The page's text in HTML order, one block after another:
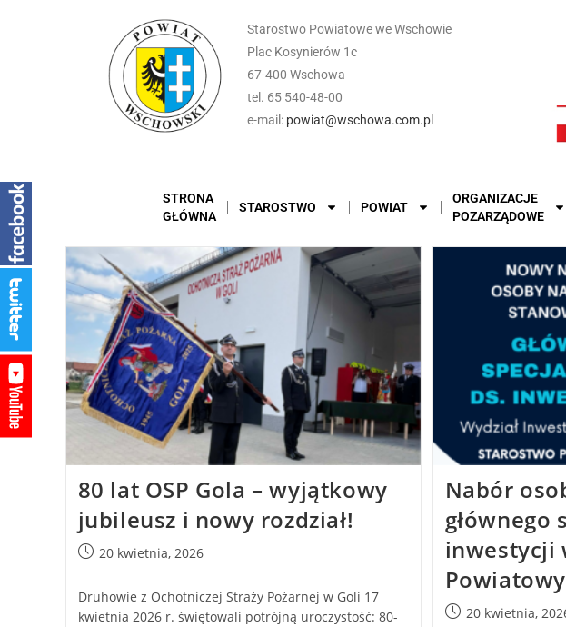
Starostwo Powiatowe we Wschowie
Plac Kosynierów 1c
67-400 Wschowa
tel. 65 540-48-00
e-mail: powiat@wschowa.com.pl
STRONA
GŁÓWNA
STAROSTWO POWIAT
ORGANIZACJE
POZARZĄDOWE
80 lat OSP Gola – wyjątkowy
jubileusz i nowy rozdział!
20 kwietnia, 2026
Druhowie z Ochotniczej Straży Pożarnej w Goli 17
kwietnia 2026 r. świętowali potrójną uroczystość: 80-
Nabór
głównego
inwestycji
20 kwietnia,